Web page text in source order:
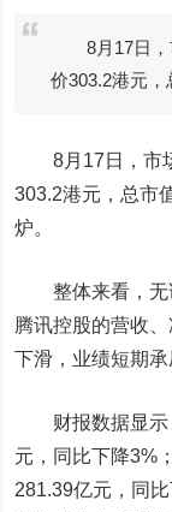
8月17日，
价303.2港元
8月17日，市场
303.2港元，总市
炉。
整体来看，无论
腾讯控股的营收
下滑，业绩短期承
财报数据显
元，同比下降3%
281.39亿元，同